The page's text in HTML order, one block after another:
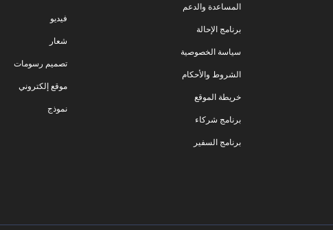
المساعدة والدعم
برنامج الإحالة
سياسة الخصوصية
الشروط والأحكام
خريطة الموقع
برنامج شركاء
برنامج السفير
فيديو
شعار
تصميم رسومات
موقع إلكتروني
نموذج